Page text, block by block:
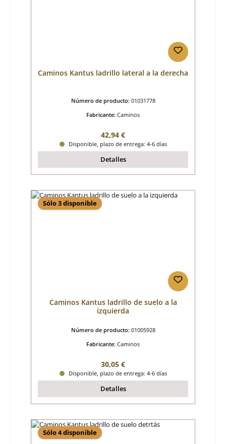
Caminos Kantus ladrillo lateral a la derecha
Número de producto: 01031778
Fabricante: Caminos
Precio normal:
42,94 €
Disponible, plazo de entrega: 4-6 días
Detalles
Sólo 3 disponible
Caminos Kantus ladrillo de suelo a la
izquierda
Número de producto: 01005928
Fabricante: Caminos
Precio normal:
30,05 €
Disponible, plazo de entrega: 4-6 días
Detalles
Sólo 4 disponible